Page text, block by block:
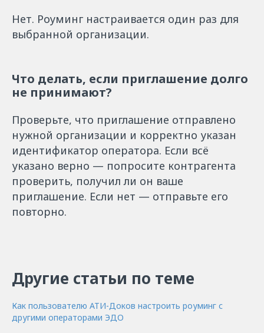
Нет. Роуминг настраивается один раз для
выбранной организации.
Что делать, если приглашение долго
не принимают?
Проверьте, что приглашение отправлено
нужной организации и корректно указан
идентификатор оператора. Если всё
указано верно — попросите контрагента
проверить, получил ли он ваше
приглашение. Если нет — отправьте его
повторно.
Другие статьи по теме
Как пользователю АТИ-Доков настроить роуминг с
другими операторами ЭДО